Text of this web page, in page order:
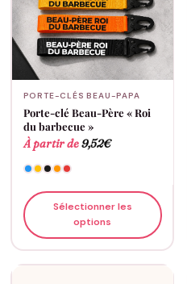
PORTE-CLÉS BEAU-PAPA
Porte-clé Beau-Père « Roi
du barbecue »
À partir de9,52€
Sélectionner les
options